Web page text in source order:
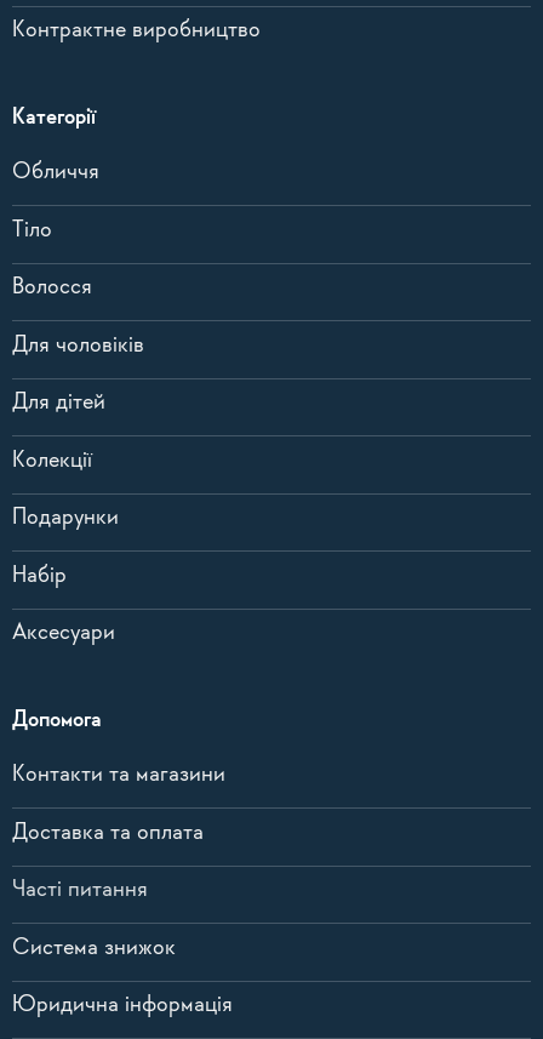
Контрактне виробництво
Категорії
Обличчя
Тіло
Волосся
Для чоловіків
Для дітей
Колекції
Подарунки
Набір
Аксесуари
Допомога
Контакти та магазини
Доставка та оплата
Часті питання
Система знижок
Юридична інформація